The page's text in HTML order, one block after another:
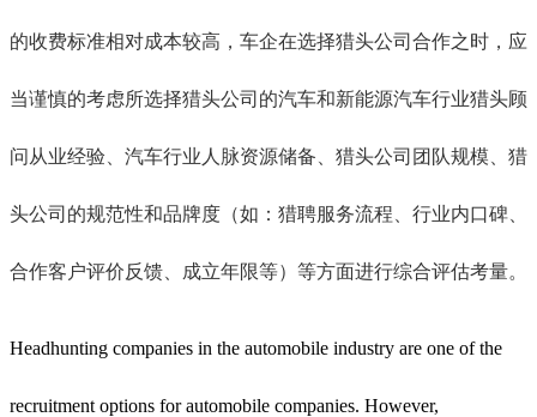
的收费标准相对成本较高，车企在选择猎头公司合作之时，应
当谨慎的考虑所选择猎头公司的汽车和新能源汽车行业猎头顾
问从业经验、汽车行业人脉资源储备、猎头公司团队规模、猎
头公司的规范性和品牌度（如：猎聘服务流程、行业内口碑、
合作客户评价反馈、成立年限等）等方面进行综合评估考量。
Headhunting companies in the automobile industry are one of the
recruitment options for automobile companies. However,